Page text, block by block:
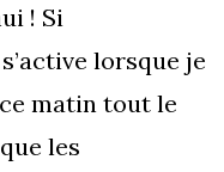
! Si
lorsque je
matin tout le
les